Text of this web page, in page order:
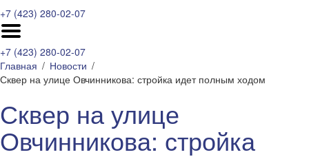
+7 (423) 280-02-07
+7 (423) 280-02-07
Главная
Новости
Сквер на улице Овчинникова: стройка идет полным ходом
Сквер на улице
Овчинникова: стройка